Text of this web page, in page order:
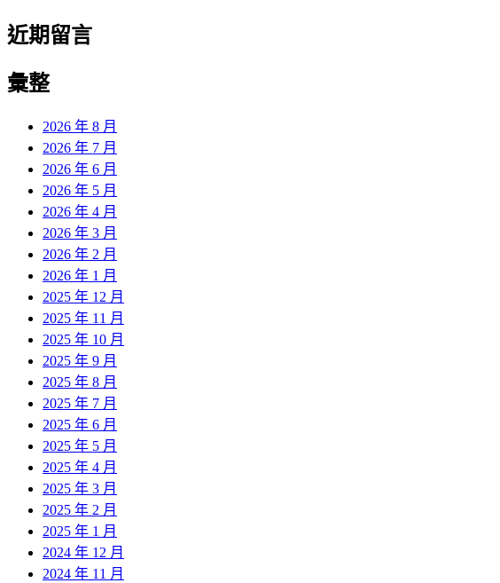
近期留言
彙整
2026 年 8 月
2026 年 7 月
2026 年 6 月
2026 年 5 月
2026 年 4 月
2026 年 3 月
2026 年 2 月
2026 年 1 月
2025 年 12 月
2025 年 11 月
2025 年 10 月
2025 年 9 月
2025 年 8 月
2025 年 7 月
2025 年 6 月
2025 年 5 月
2025 年 4 月
2025 年 3 月
2025 年 2 月
2025 年 1 月
2024 年 12 月
2024 年 11 月